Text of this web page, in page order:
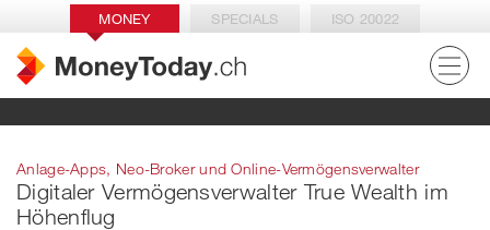
MONEY SPECIALS ISO 20022
Anlage-Apps, Neo-Broker und Online-Vermögensverwalter
Digitaler Vermögensverwalter True Wealth im
Höhenflug